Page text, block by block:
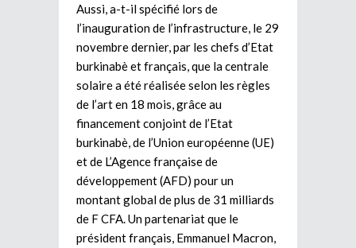
Aussi, a-t-il spécifié lors de
l’inauguration de l’infrastructure, le 29
novembre dernier, par les chefs d’Etat
burkinabè et français, que la centrale
solaire a été réalisée selon les règles
de l’art en 18 mois, grâce au
financement conjoint de l’Etat
burkinabè, de l’Union européenne (UE)
et de L’Agence française de
développement (AFD) pour un
montant global de plus de 31 milliards
de F CFA. Un partenariat que le
président français, Emmanuel Macron,